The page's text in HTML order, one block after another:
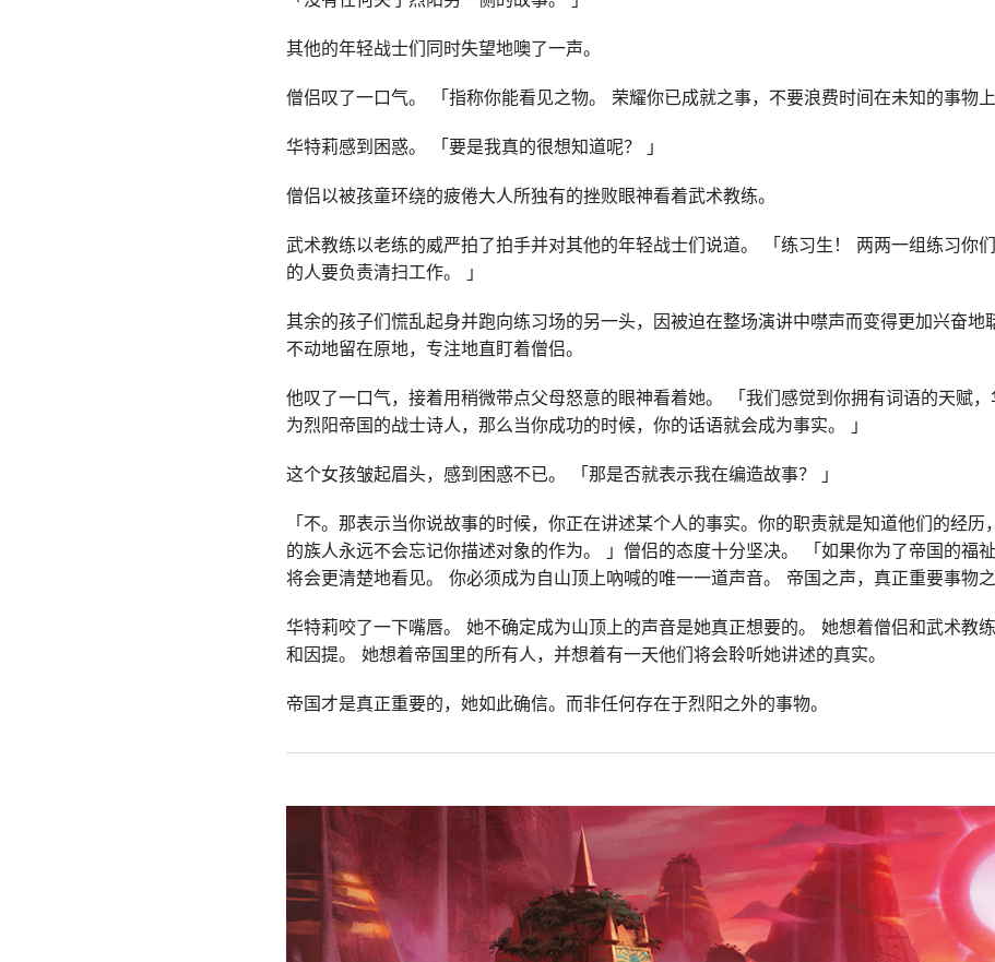
其他的年轻战士们同时失望地噢了一声。
僧侣叹了一口气。 「指称你能看见之物。 荣耀你已成就之事，不要浪费时间在未知的事物上
华特莉感到困惑。 「要是我真的很想知道呢？ 」
僧侣以被孩童环绕的疲倦大人所独有的挫败眼神看着武术教练。
武术教练以老练的威严拍了拍手并对其他的年轻战士们说道。 「练习生！ 两两一组练习你
的人要负责清扫工作。 」
其余的孩子们慌乱起身并跑向练习场的另一头，因被迫在整场演讲中噤声而变得更加兴奋地
不动地留在原地，专注地直盯着僧侣。
他叹了一口气，接着用稍微带点父母怒意的眼神看着她。 「我们感觉到你拥有词语的天赋
为烈阳帝国的战士诗人，那么当你成功的时候，你的话语就会成为事实。 」
这个女孩皱起眉头，感到困惑不已。 「那是否就表示我在编造故事？ 」
「不。那表示当你说故事的时候，你正在讲述某个人的事实。你的职责就是知道他们的经
的族人永远不会忘记你描述对象的作为。 」僧侣的态度十分坚决。 「如果你为了帝国的福
将会更清楚地看见。 你必须成为自山顶上吶喊的唯一一道声音。 帝国之声，真正重要事物之
华特莉咬了一下嘴唇。 她不确定成为山顶上的声音是她真正想要的。 她想着僧侣和武术教
和因提。 她想着帝国里的所有人，并想着有一天他们将会聆听她讲述的真实。
帝国才是真正重要的，她如此确信。而非任何存在于烈阳之外的事物。